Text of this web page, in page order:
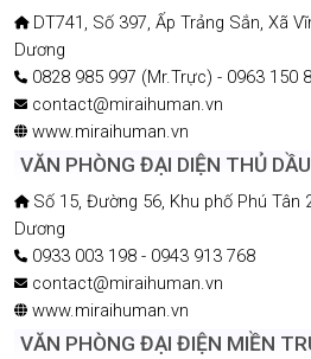
DT741, Số 397, Ấp Trảng Sắn, Xã
Dương
0828 985 997 (Mr.Trực) - 0963 150
contact@miraihuman.vn
www.miraihuman.vn
VĂN PHÒNG ĐẠI DIỆN THỦ
Số 15, Đường 56, Khu phố Phú Tân
Dương
0933 003 198 - 0943 913 768
contact@miraihuman.vn
www.miraihuman.vn
VĂN PHÒNG ĐẠI ĐIỆN MIỀN